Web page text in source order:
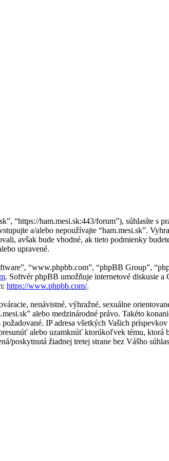
“https://ham.mesi.sk:443/forum”), súhlasíte
a/alebo nepoužívajte “ham.mesi.sk”.
avšak bude vhodné, ak tieto podmienky
upravené.
“www.phpbb.com”, “phpBB Group”,
. Softvér phpBB umožňuje internetové diskusie
https://www.phpbb.com/.
nenávistné, výhražné, sexuálne
alebo medzinárodné právo. Takéto
IP adresa všetkých Vašich
alebo uzamknúť ktorúkoľvek tému,
poskytnutá žiadnej tretej strane bez Vášho